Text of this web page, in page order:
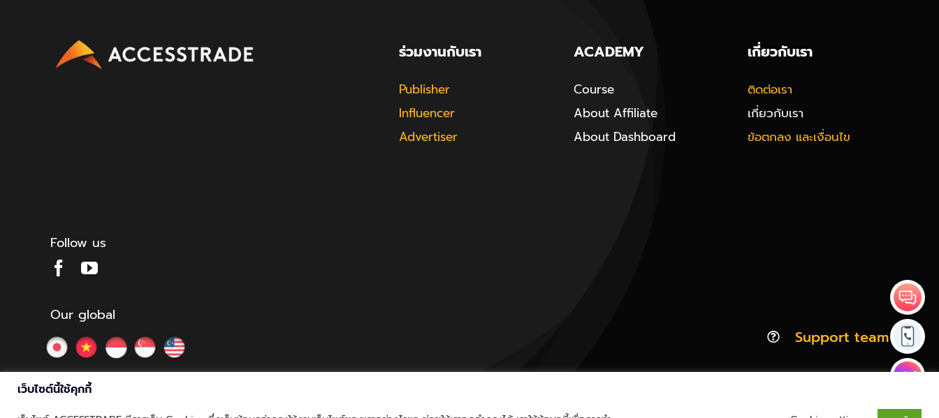
Follow us
ร่วมงานกับเรา
Publisher
Influencer
Advertiser
ACADEMY
Course
About Affiliate
About Dashboard
เกี่ยวกับเรา
ติดต่อเรา
เกี่ยวกับเรา
ข้อตกลง และเงื่อนไข
Our global
Support team
เว็บไซต์นี้ใช้คุกกี้